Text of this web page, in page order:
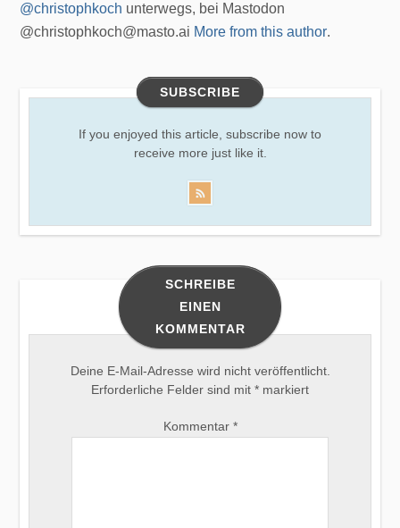
@christophkoch unterwegs, bei Mastodon
@christophkoch@masto.ai More from this author.
SUBSCRIBE
If you enjoyed this article, subscribe now to
receive more just like it.
SCHREIBE
EINEN
KOMMENTAR
Deine E-Mail-Adresse wird nicht veröffentlicht.
Erforderliche Felder sind mit * markiert
Kommentar *